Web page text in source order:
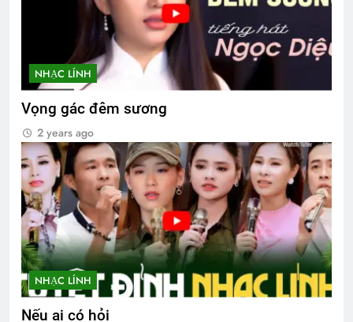
NHẠC LÍNH
Vọng gác đêm sương
2 years ago
NHẠC LÍNH
Nếu ai có hỏi